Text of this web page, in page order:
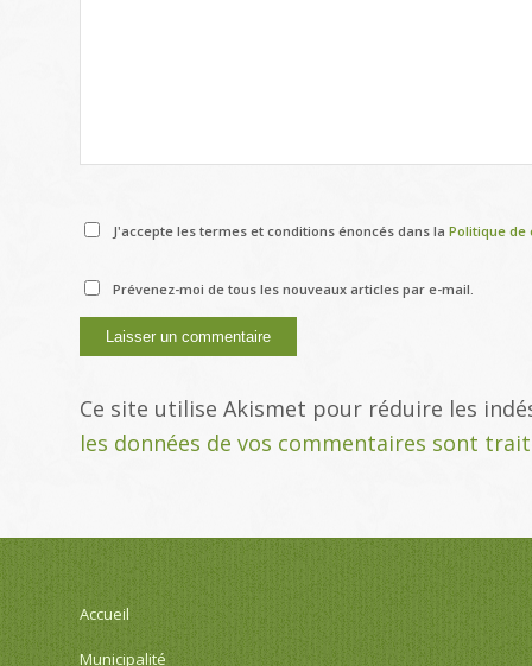
J'accepte les termes et conditions énoncés dans la Politique de
Prévenez-moi de tous les nouveaux articles par e-mail.
Ce site utilise Akismet pour réduire les
les données de vos commentaires sont
Accueil
Municipalité